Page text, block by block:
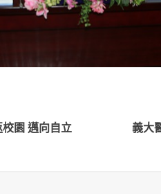
園 邁向自立
義大